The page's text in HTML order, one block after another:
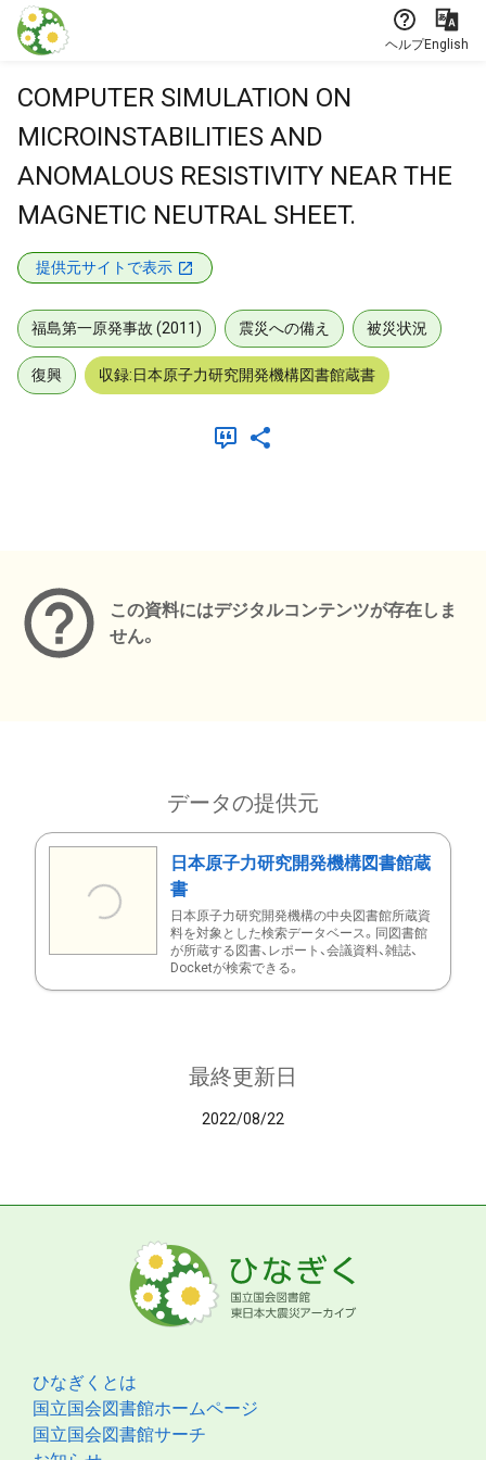
本文に飛ぶ
ヘルプEnglish
COMPUTER SIMULATION ON
MICROINSTABILITIES AND
ANOMALOUS RESISTIVITY NEAR THE
MAGNETIC NEUTRAL SHEET.
提供元サイトで表示
福島第一原発事故 (2011) 震災への備え 被災状況
復興 収録:日本原子力研究開発機構図書館蔵書
この資料にはデジタルコンテンツが存在しま
せん。
データの提供元
日本原子力研究開発機構図書館蔵
書
日本原子力研究開発機構の中央図書館所蔵資
料を対象とした検索データベース。同図書館
が所蔵する図書、レポート、会議資料、雑誌、
Docketが検索できる。
最終更新日
2022/08/22
ひなぎくとは
国立国会図書館ホームページ
国立国会図書館サーチ